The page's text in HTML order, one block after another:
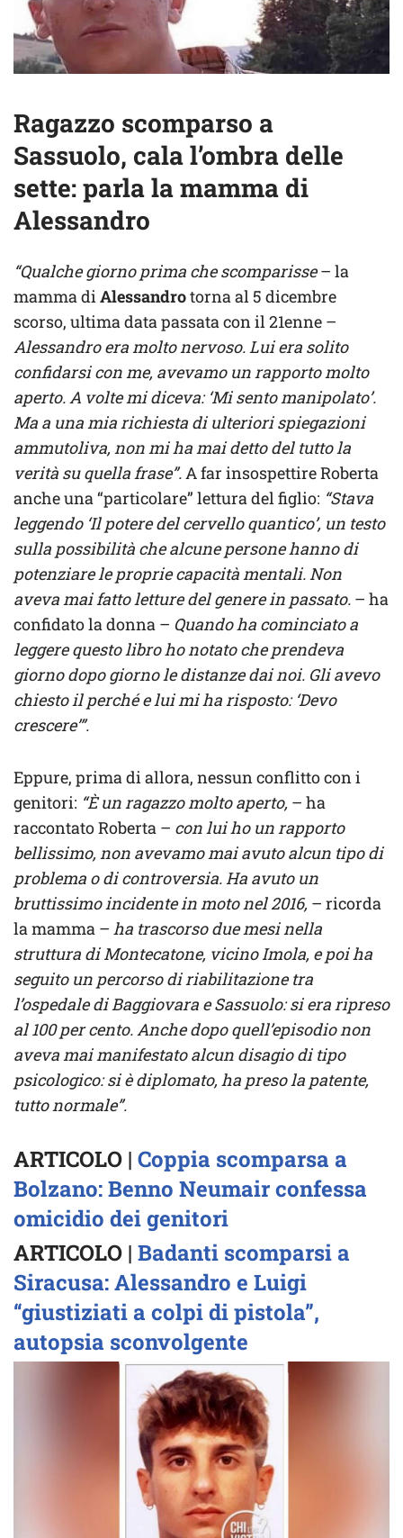
Ragazzo scomparso a
Sassuolo, cala l’ombra delle
sette: parla la mamma di
Alessandro
“Qualche giorno prima che scomparisse– la
mamma diAlessandrotorna al 5 dicembre
scorso, ultima data passata con il 21enne –
Alessandro era molto nervoso. Lui era solito
confidarsi con me, avevamo un rapporto molto
aperto. A volte mi diceva: ‘Mi sento manipolato’.
Ma a una mia richiesta di ulteriori spiegazioni
ammutoliva, non mi ha mai detto del tutto la
verità su quella frase”.A far insospettire Roberta
anche una “particolare” lettura del figlio: “Stava
leggendo ‘Il potere del cervello quantico’, un testo
sulla possibilità che alcune persone hanno di
potenziare le proprie capacità mentali. Non
aveva mai fatto letture del genere in passato. – ha
confidato la donna – Quando ha cominciato a
leggere questo libro ho notato che prendeva
giorno dopo giorno le distanze dai noi. Gli avevo
chiesto il perché e lui mi ha risposto: ‘Devo
crescere’”.
Eppure, prima di allora, nessun conflitto con i
genitori: “È un ragazzo molto aperto, – ha
raccontato Roberta – con lui ho un rapporto
bellissimo, non avevamo mai avuto alcun tipo di
problema o di controversia. Ha avuto un
bruttissimo incidente in moto nel 2016, – ricorda
la mamma – ha trascorso due mesi nella
struttura di Montecatone, vicino Imola, e poi ha
seguito un percorso di riabilitazione tra
l’ospedale di Baggiovara e Sassuolo: si era ripreso
al 100 per cento. Anche dopo quell’episodio non
aveva mai manifestato alcun disagio di tipo
psicologico: si è diplomato, ha preso la patente,
tutto normale”.
ARTICOLO | Coppia scomparsa a
Bolzano: Benno Neumair confessa
omicidio dei genitori
ARTICOLO | Badanti scomparsi a
Siracusa: Alessandro e Luigi
“giustiziati a colpi di pistola”,
autopsia sconvolgente